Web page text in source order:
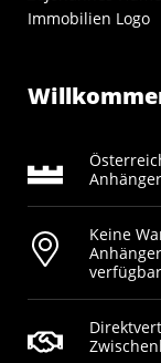
Keine
verfügbar